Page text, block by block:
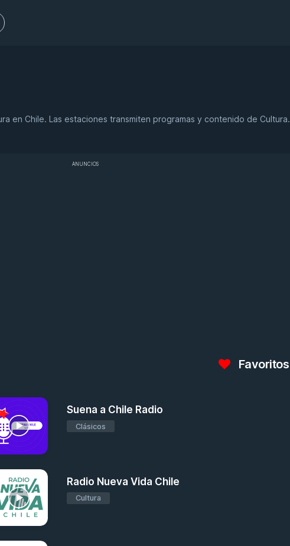
en Chile. Las estaciones transmiten programas y contenido de Cultura.
ANUNCIOS
Suena a Chile Radio
Clásicos
Radio Nueva Vida Chile
Cultura
Favoritos